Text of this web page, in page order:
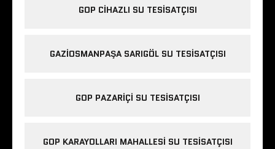
GOP CIHAZLI SU TESISATÇISI
GAZIOSMANPAŞA SARIGÖL SU TESISATÇISI
GOP PAZARIÇI SU TESISATÇISI
GOP KARAYOLLARI MAHALLESI SU TESISATÇISI